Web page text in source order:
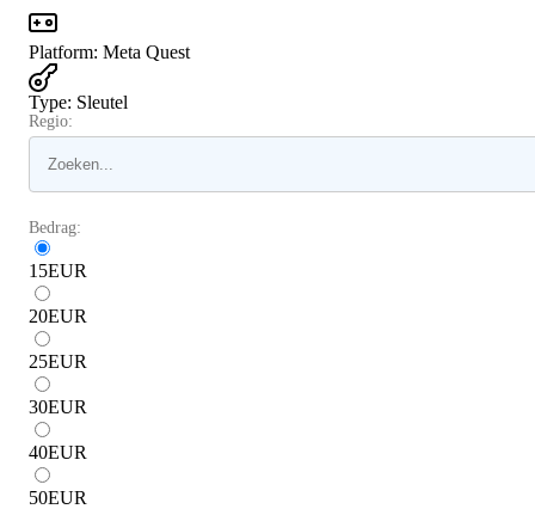
Platform: Meta Quest
Type: Sleutel
Regio:
Bedrag:
15EUR
20EUR
25EUR
30EUR
40EUR
50EUR